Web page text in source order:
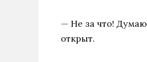
— Не за что!
открыт.